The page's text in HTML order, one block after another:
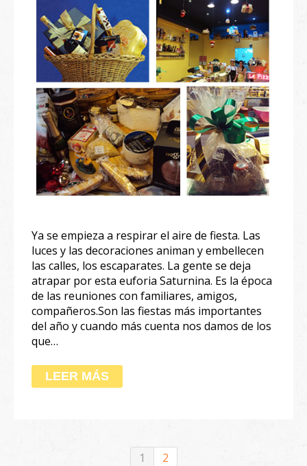
Ya se empieza a respirar el aire de fiesta. Las
luces y las decoraciones animan y embellecen
las calles, los escaparates. La gente se deja
atrapar por esta euforia Saturnina. Es la época
de las reuniones con familiares, amigos,
compañeros.Son las fiestas más importantes
del año y cuando más cuenta nos damos de los
que…
LEER MÁS
1 2